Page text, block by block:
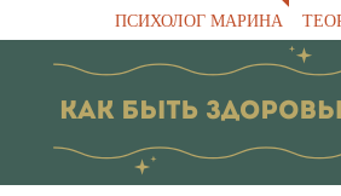
ПСИХОЛОГ МАРИНА